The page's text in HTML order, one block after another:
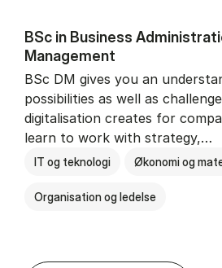
BSc in Busi­ness
Man­age­ment
BSc DM gives you an
possibilities as well as
digitalisation creates for
learn to work with strategy,…
IT og teknologi Økonomi og
Organisation og ledelse